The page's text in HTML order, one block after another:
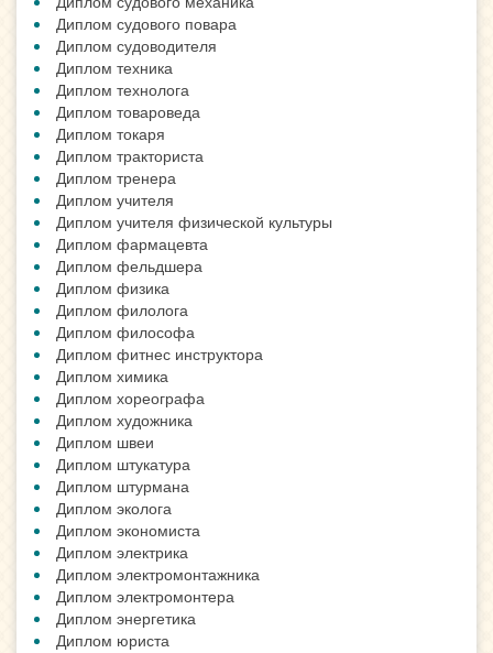
Диплом судового повара
Диплом судоводителя
Диплом техника
Диплом технолога
Диплом товароведа
Диплом токаря
Диплом тракториста
Диплом тренера
Диплом учителя
Диплом учителя физической культуры
Диплом фармацевта
Диплом фельдшера
Диплом физика
Диплом филолога
Диплом философа
Диплом фитнес инструктора
Диплом химика
Диплом хореографа
Диплом художника
Диплом швеи
Диплом штукатура
Диплом штурмана
Диплом эколога
Диплом экономиста
Диплом электрика
Диплом электромонтажника
Диплом электромонтера
Диплом энергетика
Диплом юриста